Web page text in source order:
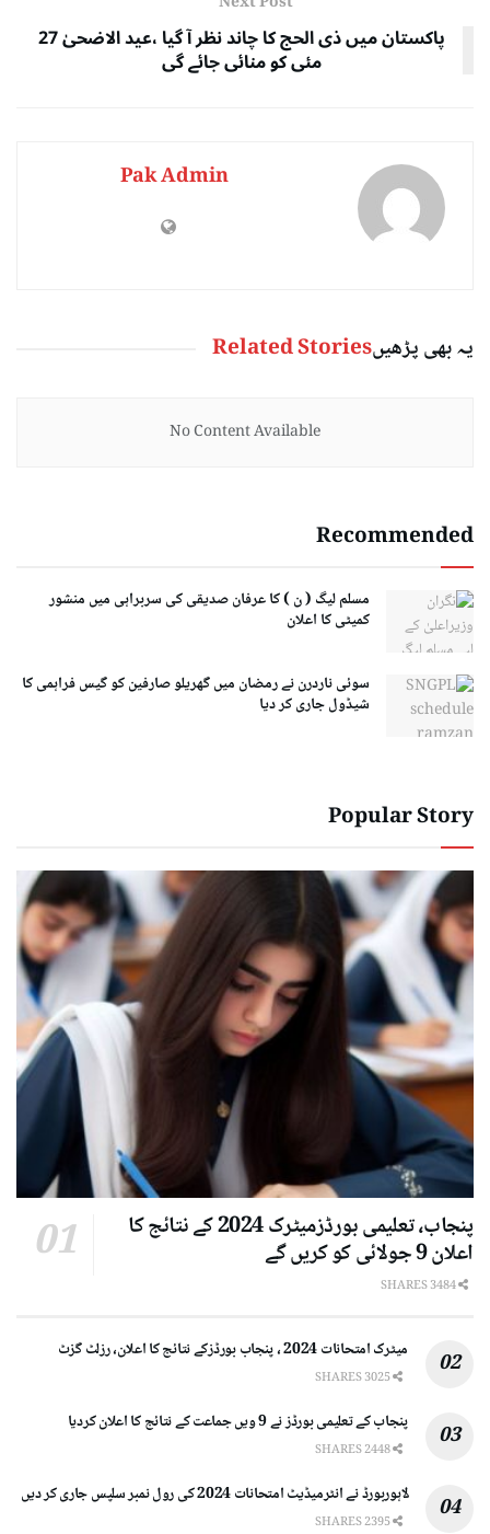
پاکستان میں ذی الحج کا چاند نظر آ گیا ،عید الاضحیٰ 27
مئی کو منائی جائے گی
Pak Admin
یہ بھی پڑھیںRelated Stories
No Content Available
Recommended
مسلم لیگ ( ن ) کا عرفان صدیقی کی سربراہی میں منشور
کمیٹی کا اعلان
سوئی ناردرن نے رمضان میں گھریلو صارفین کو گیس فراہمی کا
شیڈول جاری کر دیا
Popular Story
پنجاب، تعلیمی بورڈزمیٹرک 2024 کے نتائج کا
اعلان 9 جولائی کو کریں گے
میٹرک امتحانات 2024 ، پنجاب بورڈزکے نتائج کا اعلان، رزلٹ گزٹ
پنجاب کے تعلیمی بورڈز نے 9 ویں جماعت کے نتائج کا اعلان کردیا
لاہوربورڈ نے انٹرمیڈیٹ امتحانات 2024 کی رول نمبر سلپس جاری کر دیں